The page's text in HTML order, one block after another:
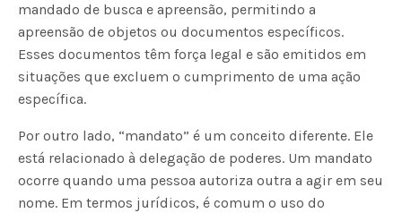
mandado de busca e apreensão, permitindo a
apreensão de objetos ou documentos específicos.
Esses documentos têm força legal e são emitidos em
situações que excluem o cumprimento de uma ação
específica.
Por outro lado, “mandato” é um conceito diferente. Ele
está relacionado à delegação de poderes. Um mandato
ocorre quando uma pessoa autoriza outra a agir em seu
nome. Em termos jurídicos, é comum o uso do